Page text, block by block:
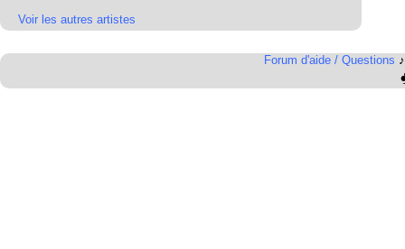
Voir les autres artistes
Forum d'aide / Questions